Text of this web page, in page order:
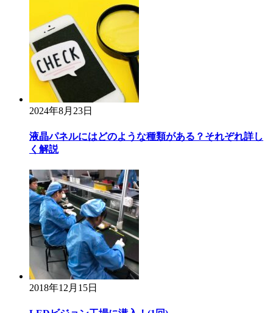
2024年8月23日
液晶パネルにはどのような種類がある？それぞれ詳し
く解説
2018年12月15日